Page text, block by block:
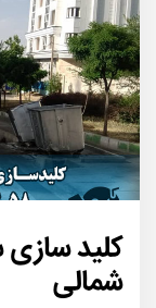
کلید سازی
شمالی